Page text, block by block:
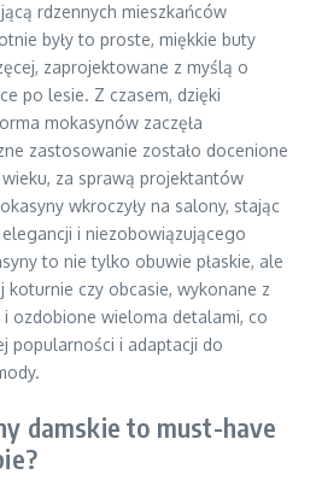
rdzennych mieszkańców
były to proste, miękkie buty
zaprojektowane z myślą o
po lesie. Z czasem, dzięki
mokasynów zaczęła
zastosowanie zostało docenione
za sprawą projektantów
wkroczyły na salony, stając
i niezobowiązującego
to nie tylko obuwie płaskie, ale
koturnie czy obcasie, wykonane z
ozdobione wieloma detalami, co
popularności i adaptacji do
damskie to must-have